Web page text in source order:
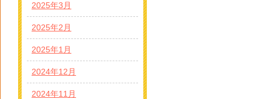
2025年3月
2025年2月
2025年1月
2024年12月
2024年11月